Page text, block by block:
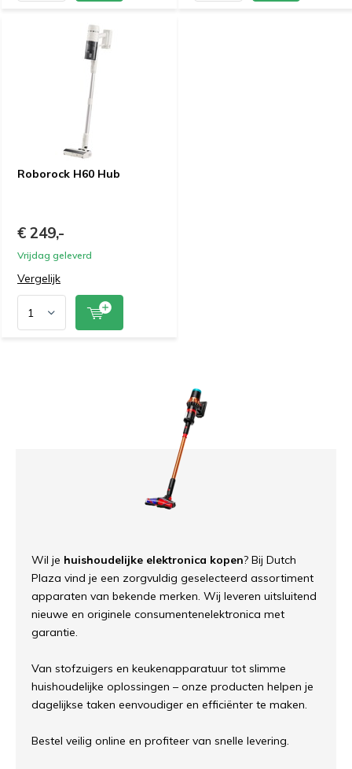
Roborock H60 Hub
€ 249,-
Vrijdag geleverd
Vergelijk
Wil je huishoudelijke elektronica kopen? Bij Dutch
Plaza vind je een zorgvuldig geselecteerd assortiment
apparaten van bekende merken. Wij leveren uitsluitend
nieuwe en originele consumentenelektronica met
garantie.
Van stofzuigers en keukenapparatuur tot slimme
huishoudelijke oplossingen – onze producten helpen je
dagelijkse taken eenvoudiger en efficiënter te maken.
Bestel veilig online en profiteer van snelle levering.